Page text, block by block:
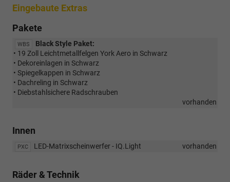
Eingebaute Extras
Pakete
WBS
Black Style Paket:
• 19 Zoll Leichtmetallfelgen York Aero in Schwarz
• Dekoreinlagen in Schwarz
• Spiegelkappen in Schwarz
• Dachreling in Schwarz
• Diebstahlsichere Radschrauben
vorhanden
Innen
PXC LED-Matrixscheinwerfer - IQ.Light vorhanden
Räder & Technik